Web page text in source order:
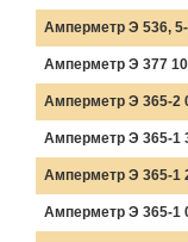
Амперметр Э 536,
Амперметр Э 377
Амперметр Э 365-2
Амперметр Э 365-1
Амперметр Э 365-1
Амперметр Э 365-1